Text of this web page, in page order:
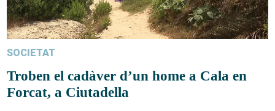
SOCIETAT
Troben el cadàver d’un home a Cala en
Forcat, a Ciutadella